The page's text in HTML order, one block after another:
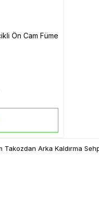
Ön Cam Füme